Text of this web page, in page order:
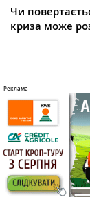
Чи
криза може